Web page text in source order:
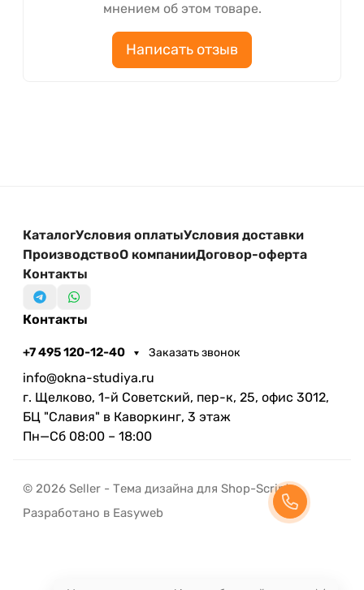
мнением об этом товаре.
Написать отзыв
КаталогУсловия оплатыУсловия доставки
ПроизводствоО компанииДоговор-оферта
Контакты
Контакты
+7 495 120-12-40 Заказать звонок
info@okna-studiya.ru
г. Щелково, 1-й Советский, пер-к, 25, офис 3012,
БЦ "Славия" в Каворкинг, 3 этаж
Пн—Сб 08:00 – 18:00
© 2026 Seller - Тема дизайна для Shop-Script
Разработано в Easyweb